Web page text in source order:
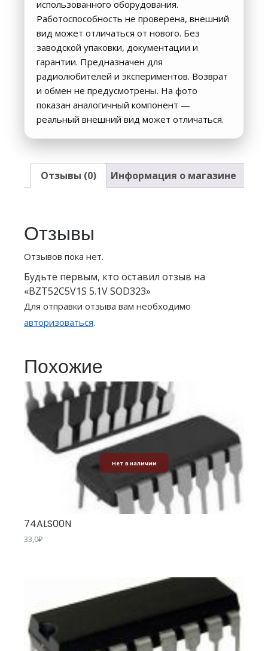
использованного оборудования.
Работоспособность не проверена, внешний
вид может отличаться от нового. Без
заводской упаковки, документации и
гарантии. Предназначен для
радиолюбителей и экспериментов. Возврат
и обмен не предусмотрены. На фото
показан аналогичный компонент —
реальный внешний вид может отличаться.
Отзывы (0) Информация о магазине
Отзывы
Отзывов пока нет.
Будьте первым, кто оставил отзыв на
«BZT52C5V1S 5.1V SOD323»
Для отправки отзыва вам необходимо
авторизоваться.
Похожие
Нет в наличии
74ALS00N
33,0₽